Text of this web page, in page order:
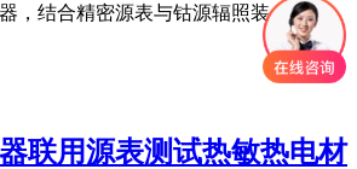
，结合精密源表与钴源辐照装 ...
联用源表测试热敏热电材